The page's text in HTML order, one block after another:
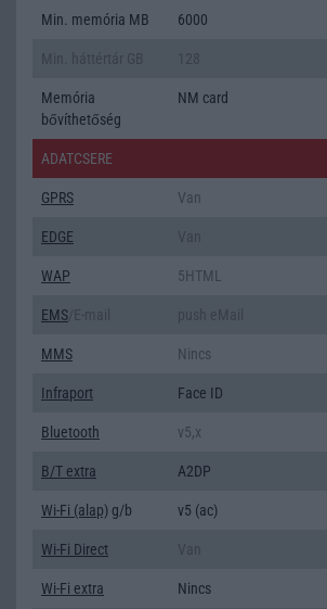
Min. memória MB 6000
Memória
bővíthetőség
NM card
ADATCSERE
GPRS Van
EDGE
WAP 5HTML
EMS
MMS Nincs
Infraport Face ID
Bluetooth v5,x
B/T extra A2DP
Wi-Fi (alap) g/b v5 (ac)
Wi-Fi Direct
Wi-Fi extra Nincs